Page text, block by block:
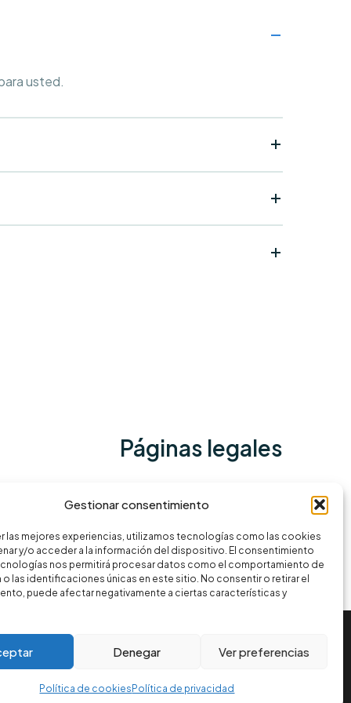
Gestionar consentimiento
las mejores experiencias, utilizamos tecnologías como las cookies
y/o acceder a la información del dispositivo. El consentimiento
nos permitirá procesar datos como el comportamiento de
o las identificaciones únicas en este sitio. No consentir o retirar el
puede afectar negativamente a ciertas características y
Denegar Ver preferencias
Política de cookies Política de privacidad
usted.
Páginas legales
Política de cookies